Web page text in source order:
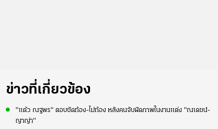
ข่าวที่เกี่ยวข้อง
"แต้ว ณฐพร" ตอบชัดท้อง-ไม่ท้อง หลังคนจับผิดภาพในงานแต่ง "ณเดชน์-
ญาญ่า"